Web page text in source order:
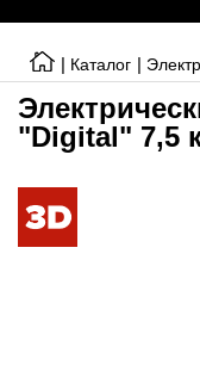
| Каталог |
"Digital" 7,5